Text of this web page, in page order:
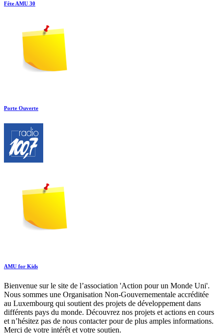
Fête AMU 30
Porte Ouverte
AMU for Kids
Bienvenue sur le site de l’association 'Action pour un Monde Uni'.
Nous sommes une Organisation Non-Gouvernementale accréditée
au Luxembourg qui soutient des projets de développement dans
différents pays du monde. Découvrez nos projets et actions en cours
et n’hésitez pas de nous contacter pour de plus amples informations.
Merci de votre intérêt et votre soutien.